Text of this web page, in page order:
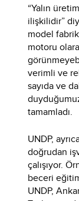
“Yalın
ilişkilidir”
model
motoru
verimli ve
sayıda ve
tamamladı.
UNDP,
doğrudan
çalışıyor.
beceri
UNDP,